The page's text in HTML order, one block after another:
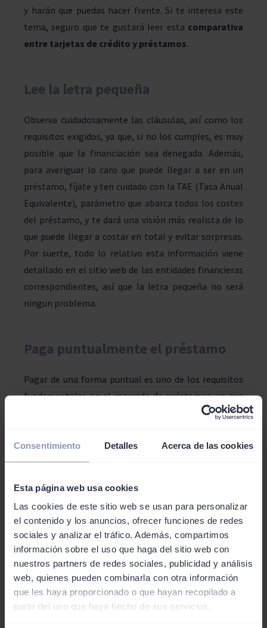
Consentimiento Detalles Acerca de las cookies
Esta página web usa cookies
Las cookies de este sitio web se usan para personalizar
el contenido y los anuncios, ofrecer funciones de redes
sociales y analizar el tráfico. Además, compartimos
información sobre el uso que haga del sitio web con
nuestros partners de redes sociales, publicidad y análisis
web, quienes pueden combinarla con otra información
que les haya proporcionado o que hayan recopilado a
partir del uso que haya hecho de sus servicios.
y harán que puedas hacer frente. Si te interesa este
tema, seguro que te gustará leer esta comparativa
entre tarjetas de crédito y préstamos.
Lee la letra pequeña
Observa cuidadosamente las cláusulas, así como los
requisitos exigidos, ya que, si no los cumples, es muy
posible que la financiación sea denegada. Además,
para averiguar lo caro que puede llegar a ser en un
préstamo, fíjate y ten cuidado con la TAE (Tasa Anual
Equivalente), parámetro que abarca todos los costes
del préstamo, y te dará una visión más realista de lo
que puede llegar a costar en total y evitar sorpresas.
Por suerte, todo lo relativo esta información viene
detallado en el sitio web de las entidades financieras
correspondientes, así que la letra pequeña no será
ningun problema.
Paga puntualmente el préstamo
Pagar de una forma puntual es uno de los requisitos
fundamentales en el mercado de préstamos, ya que
existen cláusulas que penalizan seriamente estos
puedes realizarlo, simplemente comunícaselo al
prestamista, expón tus problemas y haz preguntas,
serán más beneficiosos que la sanción por impago de
las deudas. Extensiones de la fecha, o fracciones del
pago son algunas de las posibilidades que a veces
ofrecen para evitar problemas acarreados por los
intereses de demora.
Elige plazos cortos en los